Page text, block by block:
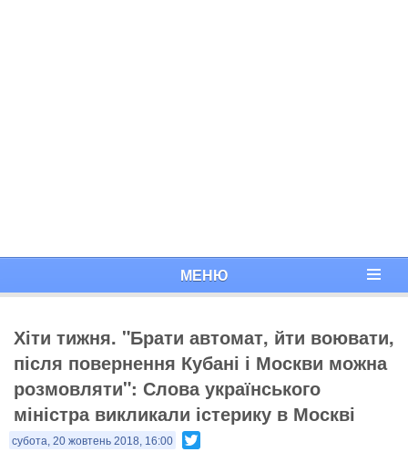
МЕНЮ
Хіти тижня. "Брати автомат, йти воювати,
після повернення Кубані і Москви можна
розмовляти": Слова українського
міністра викликали істерику в Москві
субота, 20 жовтень 2018, 16:00